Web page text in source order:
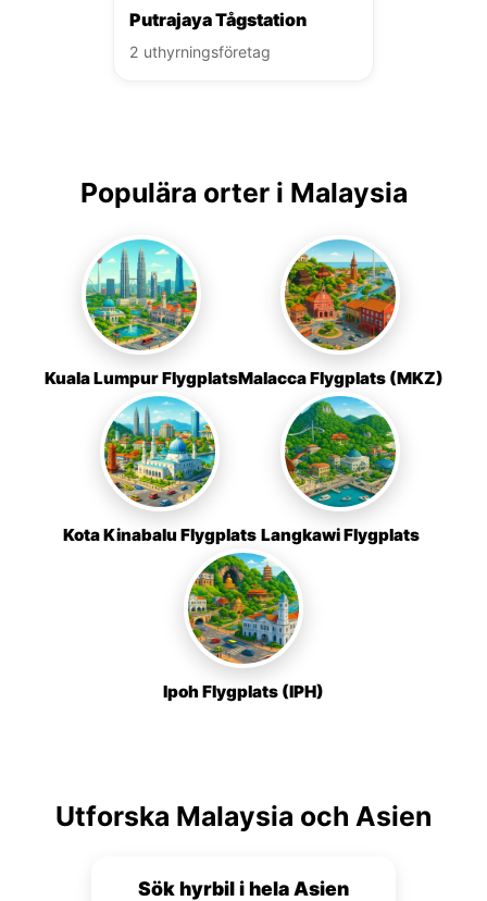
Putrajaya Tågstation
2 uthyrningsföretag
Populära orter i Malaysia
Kuala Lumpur FlygplatsMalacca Flygplats (MKZ)
Kota Kinabalu Flygplats Langkawi Flygplats
Ipoh Flygplats (IPH)
Utforska Malaysia och Asien
Sök hyrbil i hela Asien